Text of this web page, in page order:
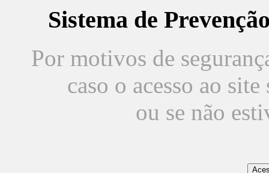
Sistema de
Por motivos de
caso o acesso ao
ou se não